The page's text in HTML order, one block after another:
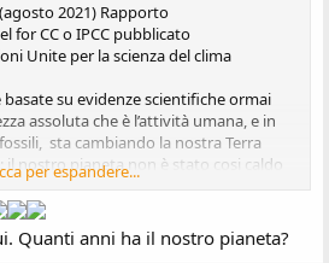
2021) Rapporto
for CC o IPCC pubblicato
Unite per la scienza del clima
su evidenze scientifiche ormai
assoluta che è l’attività umana, e in
sta cambiando la nostra Terra
il nostro pianeta non è stato cosi caldo
a rischio reale e imminente di
clima, chiamati punti di svolta o di
si analizzano i diversi scenari in modo
passato per le diverse regioni del
per espandere...
Quanti anni ha il nostro pianeta?